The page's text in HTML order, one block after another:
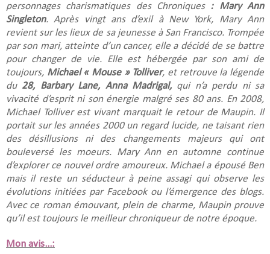
personnages charismatiques des Chroniques : Mary Ann
Singleton. Après vingt ans d’exil à New York, Mary Ann
revient sur les lieux de sa jeunesse à San Francisco. Trompée
par son mari, atteinte d’un cancer, elle a décidé de se battre
pour changer de vie. Elle est hébergée par son ami de
toujours, Michael « Mouse » Tolliver, et retrouve la légende
du 28, Barbary Lane, Anna Madrigal, qui n’a perdu ni sa
vivacité d’esprit ni son énergie malgré ses 80 ans. En 2008,
Michael Tolliver est vivant marquait le retour de Maupin. Il
portait sur les années 2000 un regard lucide, ne taisant rien
des désillusions ni des changements majeurs qui ont
bouleversé les moeurs. Mary Ann en automne continue
d’explorer ce nouvel ordre amoureux. Michael a épousé Ben
mais il reste un séducteur à peine assagi qui observe les
évolutions initiées par Facebook ou l’émergence des blogs.
Avec ce roman émouvant, plein de charme, Maupin prouve
qu’il est toujours le meilleur chroniqueur de notre époque.
Mon avis...: